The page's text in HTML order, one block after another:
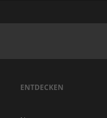
ENTDECKEN